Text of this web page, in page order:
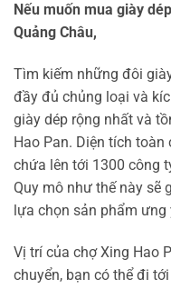
Nếu muốn mua giày
Quảng Châu,
Tìm kiếm những đôi
đầy đủ chủng loại và
giày dép rộng nhất và
Hao Pan. Diện tích
chứa lên tới 1300 công
Quy mô như thế này sẽ
lựa chọn sản phẩm ưng
Vị trí của chợ Xing Hao
chuyển, bạn có thể đi